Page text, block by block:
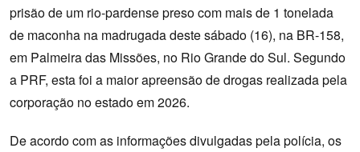
prisão de um rio-pardense preso com mais de 1 tonelada
de maconha na madrugada deste sábado (16), na BR-158,
em Palmeira das Missões, no Rio Grande do Sul. Segundo
a PRF, esta foi a maior apreensão de drogas realizada pela
corporação no estado em 2026.
De acordo com as informações divulgadas pela polícia, os